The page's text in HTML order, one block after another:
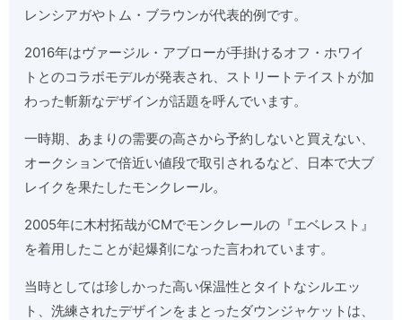
レンシアガやトム・ブラウンが代表的例です。
2016年はヴァージル・アブローが手掛けるオフ・ホワイ
トとのコラボモデルが発表され、ストリートテイストが加
わった斬新なデザインが話題を呼んでいます。
一時期、あまりの需要の高さから予約しないと買えない、
オークションで倍近い値段で取引されるなど、日本で大ブ
レイクを果たしたモンクレール。
2005年に木村拓哉がCMでモンクレールの『エベレスト』
を着用したことが起爆剤になった言われています。
当時としては珍しかった高い保温性とタイトなシルエッ
ト、洗練されたデザインをまとったダウンジャケットは、